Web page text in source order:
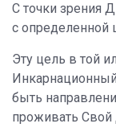
С точки зрения
с определенной
Эту цель в той
быть
проживать Свой